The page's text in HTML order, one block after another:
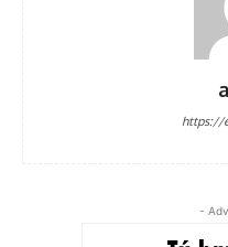
https://
-